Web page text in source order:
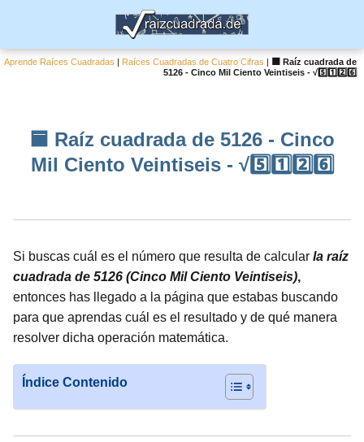
Aprende Raíces Cuadradas | Raíces Cuadradas de Cuatro Cifras |
🟦 Raíz cuadrada de
5126 - Cinco Mil Ciento Veintiseis - √5️⃣1️⃣2️⃣6️⃣
🟦 Raíz cuadrada de 5126 - Cinco
Mil Ciento Veintiseis - √5️⃣1️⃣2️⃣6️⃣
Si buscas cuál es el número que resulta de calcular la raíz
cuadrada de 5126 (Cinco Mil Ciento Veintiseis),
entonces has llegado a la página que estabas buscando
para que aprendas cuál es el resultado y de qué manera
resolver dicha operación matemática.
Índice Contenido